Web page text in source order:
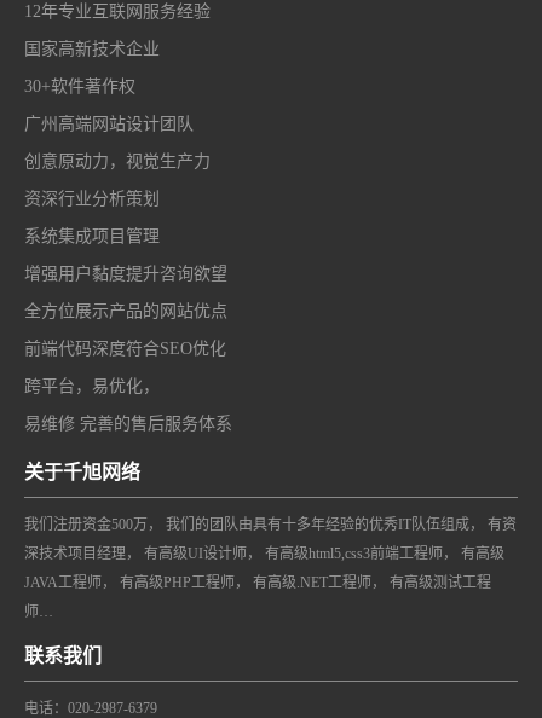
12年专业互联网服务经验
国家高新技术企业
30+软件著作权
广州高端网站设计团队
创意原动力，视觉生产力
资深行业分析策划
系统集成项目管理
增强用户黏度提升咨询欲望
全方位展示产品的网站优点
前端代码深度符合SEO优化
跨平台，易优化，
易维修 完善的售后服务体系
关于千旭网络
我们注册资金500万， 我们的团队由具有十多年经验的优秀IT队伍组成， 有资
深技术项目经理， 有高级UI设计师， 有高级html5,css3前端工程师， 有高级
JAVA工程师， 有高级PHP工程师， 有高级.NET工程师， 有高级测试工程
师…
联系我们
电话：020-2987-6379